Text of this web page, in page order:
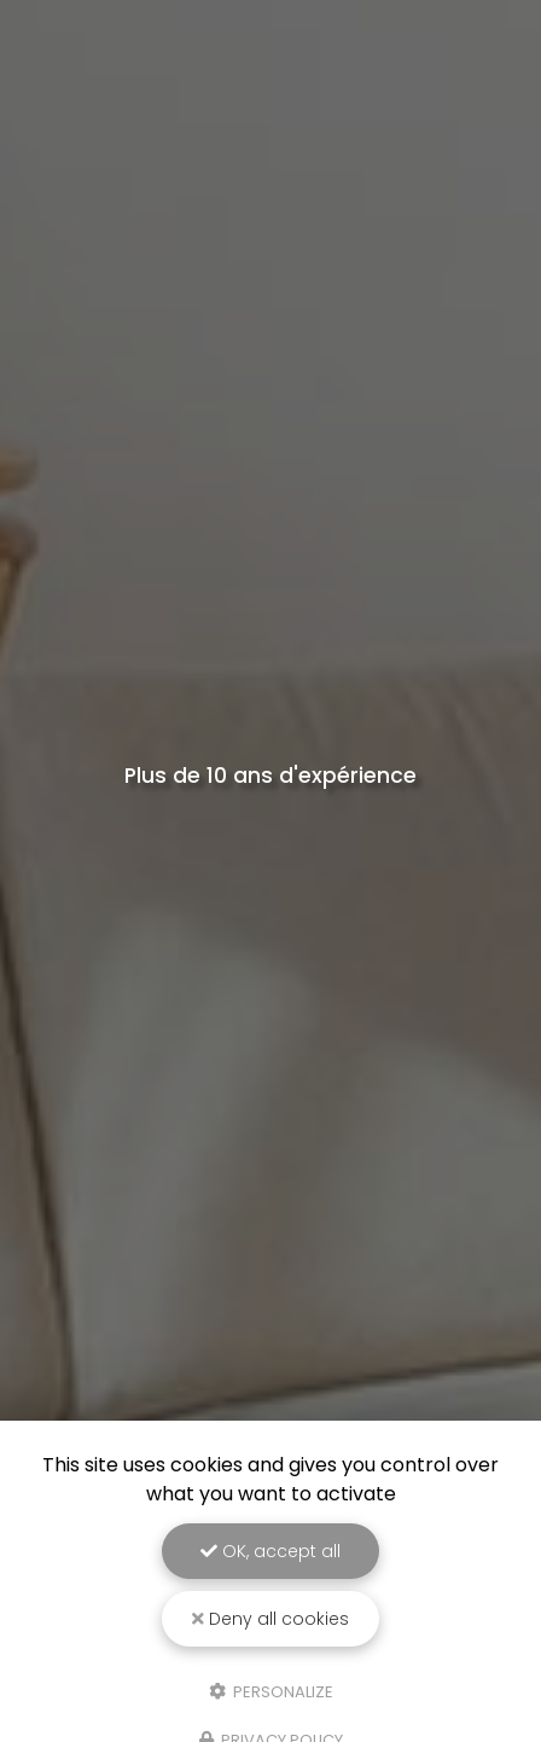
Plus de 10 ans d'expérience
This site uses cookies and gives you control over
what you want to activate
OK, accept all
Deny all cookies
PERSONALIZE